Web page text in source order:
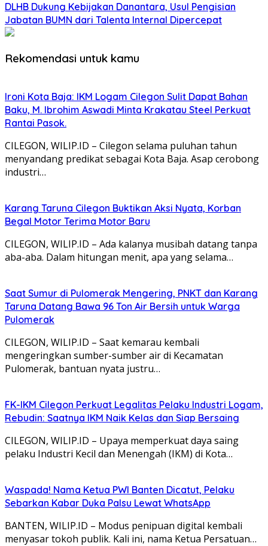
DLHB Dukung Kebijakan Danantara, Usul Pengisian
Jabatan BUMN dari Talenta Internal Dipercepat
Rekomendasi untuk kamu
Ironi Kota Baja: IKM Logam Cilegon Sulit Dapat Bahan
Baku, M. Ibrohim Aswadi Minta Krakatau Steel Perkuat
Rantai Pasok.
CILEGON, WILIP.ID – Cilegon selama puluhan tahun
menyandang predikat sebagai Kota Baja. Asap cerobong
industri…
Karang Taruna Cilegon Buktikan Aksi Nyata, Korban
Begal Motor Terima Motor Baru
CILEGON, WILIP.ID – Ada kalanya musibah datang tanpa
aba-aba. Dalam hitungan menit, apa yang selama…
Saat Sumur di Pulomerak Mengering, PNKT dan Karang
Taruna Datang Bawa 96 Ton Air Bersih untuk Warga
Pulomerak
CILEGON, WILIP.ID – Saat kemarau kembali
mengeringkan sumber-sumber air di Kecamatan
Pulomerak, bantuan nyata justru…
FK-IKM Cilegon Perkuat Legalitas Pelaku Industri Logam,
Rebudin: Saatnya IKM Naik Kelas dan Siap Bersaing
CILEGON, WILIP.ID – Upaya memperkuat daya saing
pelaku Industri Kecil dan Menengah (IKM) di Kota…
Waspada! Nama Ketua PWI Banten Dicatut, Pelaku
Sebarkan Kabar Duka Palsu Lewat WhatsApp
BANTEN, WILIP.ID – Modus penipuan digital kembali
menyasar tokoh publik. Kali ini, nama Ketua Persatuan…